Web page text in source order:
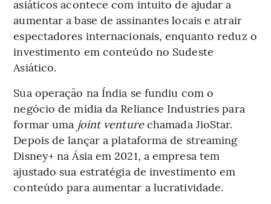
asiáticos acontece com intuito de ajudar a
aumentar a base de assinantes locais e atrair
espectadores internacionais, enquanto reduz o
investimento em conteúdo no Sudeste
Asiático.
Sua operação na Índia se fundiu com o
negócio de mídia da Reliance Industries para
formar uma joint venturechamada JioStar.
Depois de lançar a plataforma de streaming
Disney+ na Ásia em 2021, a empresa tem
ajustado sua estratégia de investimento em
conteúdo para aumentar a lucratividade.